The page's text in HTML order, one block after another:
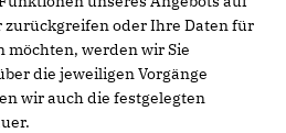
oder Ihre Daten für
möchten, werden wir Sie
die jeweiligen Vorgänge
wir auch die festgelegten